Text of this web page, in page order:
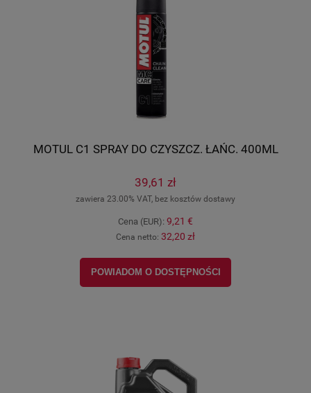
MOTUL C1 SPRAY DO CZYSZCZ. ŁAŃC. 400ML
39,61 zł
zawiera 23.00% VAT, bez kosztów dostawy
Cena (EUR): 9,21 €
Cena netto: 32,20 zł
POWIADOM O DOSTĘPNOŚCI